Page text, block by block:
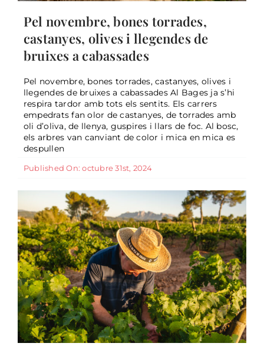
Pel novembre, bones torrades,
castanyes, olives i llegendes de
bruixes a cabassades
Pel novembre, bones torrades, castanyes, olives i
llegendes de bruixes a cabassades Al Bages ja s’hi
respira tardor amb tots els sentits. Els carrers
empedrats fan olor de castanyes, de torrades amb
oli d’oliva, de llenya, guspires i llars de foc. Al bosc,
els arbres van canviant de color i mica en mica es
despullen
Published On: octubre 31st, 2024
Octubre vinater, fires, rutes i un
munt d’activitats per fer!
General